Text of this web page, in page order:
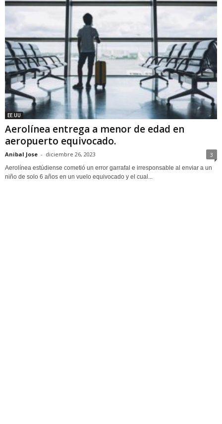
EE.UU
Aerolínea entrega a menor de edad en
aeropuerto equivocado.
Anibal Jose - diciembre 26, 2023 3
Aerolínea estúdiense cometió un error garrafal e irresponsable al enviar a un
niño de solo 6 años en un vuelo equivocado y el cual...